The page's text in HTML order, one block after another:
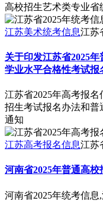
高校招生艺术类专业省
江苏美术统考信息江苏
关于印发江苏省2025
学业水平合格性考试报
江苏省2025年高考报
招生考试报名办法和
通知
江苏高考报名信息江苏
河南省2025年普通高
河南省2025年统考信